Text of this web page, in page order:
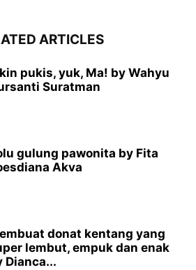
ARTICLES
pukis, yuk, Ma! by Wahyu
Suratman
gulung pawonita by Fita
Akva
donat kentang yang
lembut, empuk dan enak
Dianca...